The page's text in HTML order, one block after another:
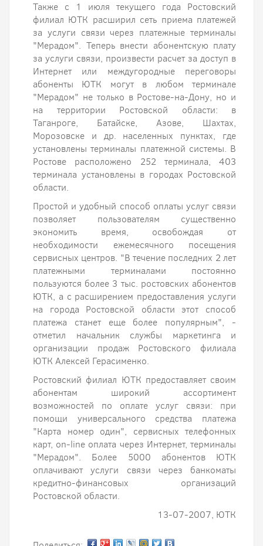
Также с 1 июля текущего года Ростовский
филиал ЮТК расширил сеть приема платежей
за услуги связи через платежные терминалы
"Мерадом". Теперь внести абонентскую плату
за услуги связи, произвести расчет за доступ в
Интернет или междугородные переговоры
абоненты ЮТК могут в любом терминале
"Мерадом" не только в Ростове-на-Дону, но и
на территории Ростовской области: в
Таганроге, Батайске, Азове, Шахтах,
Морозовске и др. населенных пунктах, где
установлены терминалы платежной системы. В
Ростове расположено 252 терминала, 403
терминала установлены в городах Ростовской
области.
Простой и удобный способ оплаты услуг связи
позволяет пользователям существенно
экономить время, освобождая от
необходимости ежемесячного посещения
сервисных центров. "В течение последних 2 лет
платежными терминалами постоянно
пользуются более 3 тыс. ростовских абонентов
ЮТК, а с расширением предоставления услуги
на города Ростовской области этот способ
платежа станет еще более популярным", -
отметил начальник службы маркетинга и
организации продаж Ростовского филиала
ЮТК Алексей Герасименко.
Ростовский филиал ЮТК предоставляет своим
абонентам широкий ассортимент
возможностей по оплате услуг связи: при
помощи универсального средства платежа
"Карта номер один", сервисных телефонных
карт, on-line оплата через Интернет, терминалы
"Мерадом". Более 5000 абонентов ЮТК
оплачивают услуги связи через банкоматы
кредитно-финансовых организаций
Ростовской области.
13-07-2007, ЮТК